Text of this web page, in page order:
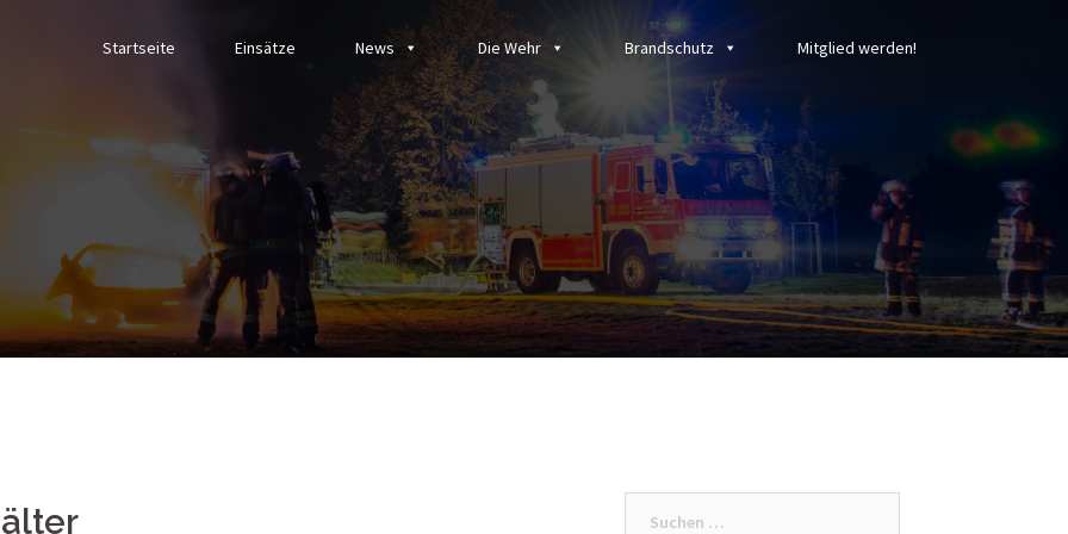
Startseite Einsätze News Die Wehr Brandschutz Mitglied werden!